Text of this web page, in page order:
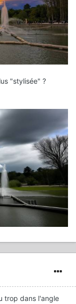
"stylisée" ?
trop dans l'angle